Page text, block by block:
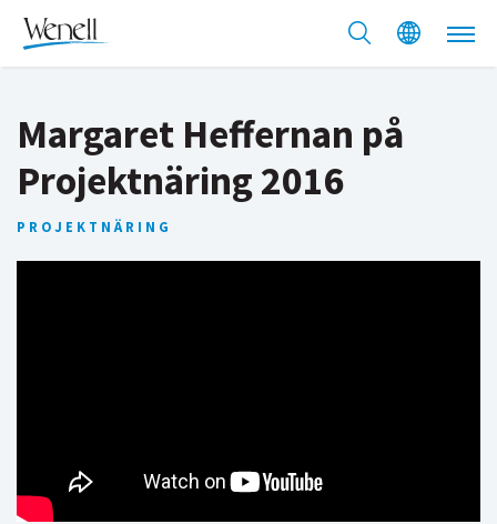
Margaret Heffernan på
Projektnäring 2016
PROJEKTNÄRING